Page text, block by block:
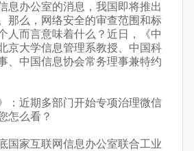
办公室的消息，我国即将推出
那么，网络安全的审查范围和标
人而言意味着什么？近日，《中
京大学信息管理系教授、中国科
、中国信息协会常务理事兼特约
近期多部门开始专项治理微信
怎么看？
家互联网信息办公室联合工业